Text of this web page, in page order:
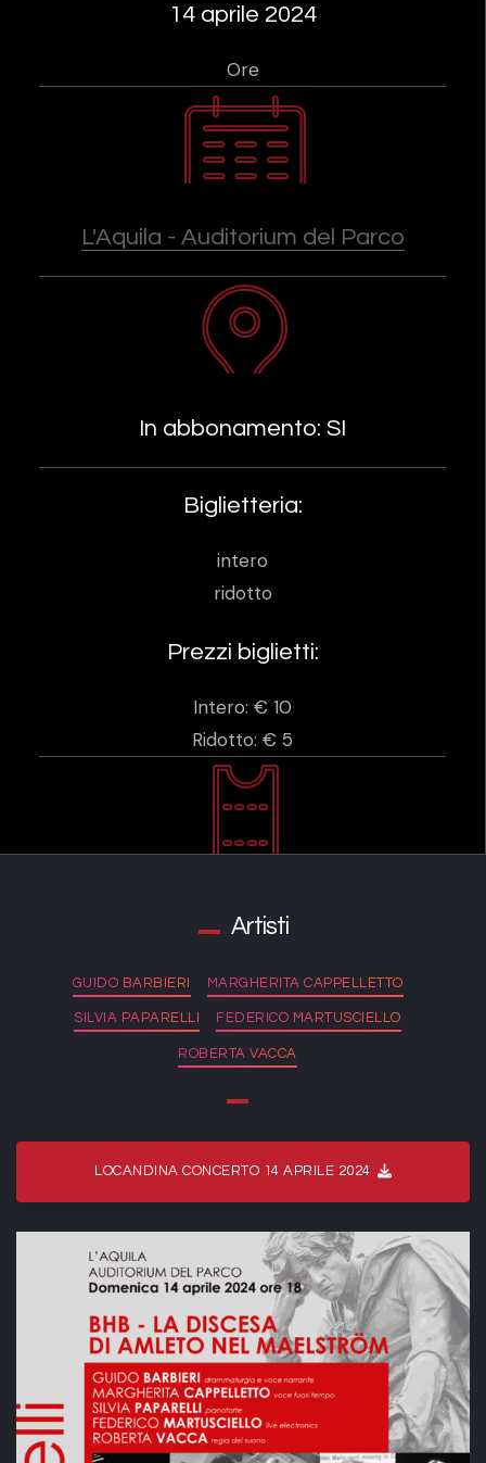
14 aprile 2024
Ore
L'Aquila - Auditorium del Parco
In abbonamento: SI
Biglietteria:
intero
ridotto
Prezzi biglietti:
Intero: € 10
Ridotto: € 5
Artisti
GUIDO BARBIERI MARGHERITA CAPPELLETTO
SILVIA PAPARELLI FEDERICO MARTUSCIELLO
ROBERTA VACCA
LOCANDINA CONCERTO 14 APRILE 2024